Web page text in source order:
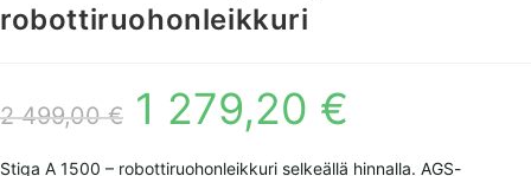
robottiruohonleikkuri
2 499,00€
Alkuperäinen
oli:
499,00 €.
1 279,20 €
279,20 €.
Stiga A 1500 – robottiruohonleikkuri selkeällä hinnalla. AGS-